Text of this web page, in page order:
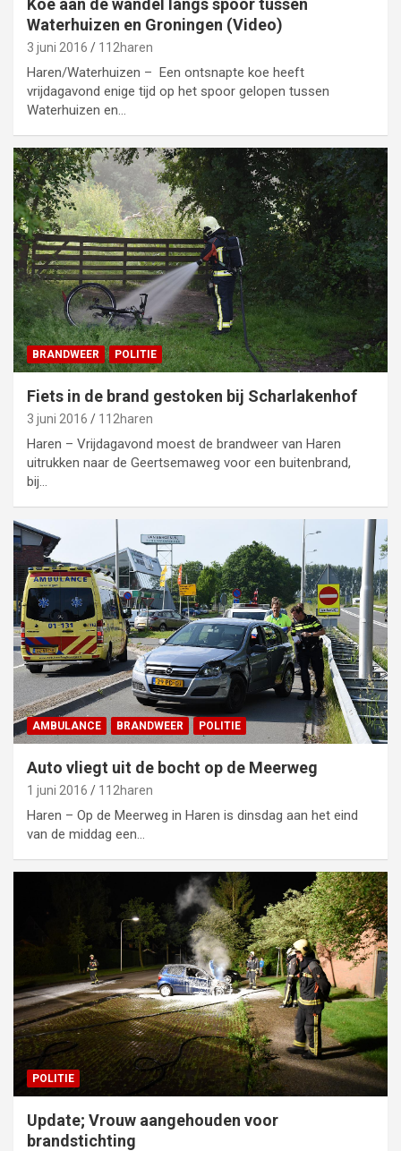
Koe aan de wandel langs spoor tussen
Waterhuizen en Groningen (Video)
3 juni 2016 112haren
Haren/Waterhuizen – Een ontsnapte koe heeft
vrijdagavond enige tijd op het spoor gelopen tussen
Waterhuizen en…
BRANDWEER POLITIE
Fiets in de brand gestoken bij Scharlakenhof
3 juni 2016 112haren
Haren – Vrijdagavond moest de brandweer van Haren
uitrukken naar de Geertsemaweg voor een buitenbrand,
bij…
AMBULANCE BRANDWEER POLITIE
Auto vliegt uit de bocht op de Meerweg
1 juni 2016 112haren
Haren – Op de Meerweg in Haren is dinsdag aan het eind
van de middag een…
POLITIE
Update; Vrouw aangehouden voor
brandstichting